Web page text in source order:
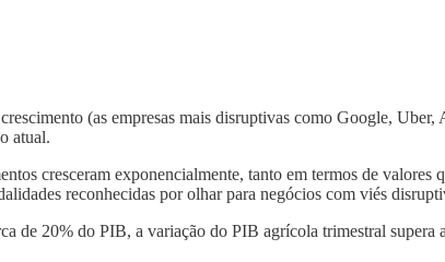
(as empresas mais disruptivas como Google,
atual.
cresceram exponencialmente, tanto em termos de valores
reconhecidas por olhar para negócios com viés
de 20% do PIB, a variação do PIB agrícola trimestral